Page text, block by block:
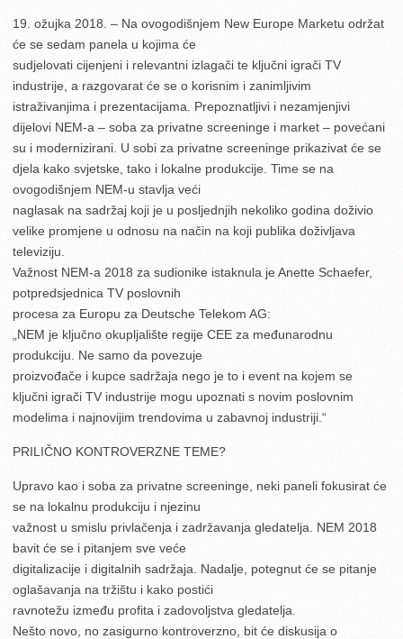
19. ožujka 2018. – Na ovogodišnjem New Europe Marketu održat
će se sedam panela u kojima će
sudjelovati cijenjeni i relevantni izlagači te ključni igrači TV
industrije, a razgovarat će se o korisnim i zanimljivim
istraživanjima i prezentacijama. Prepoznatljivi i nezamjenjivi
dijelovi NEM-a – soba za privatne screeninge i market – povećani
su i modernizirani. U sobi za privatne screeninge prikazivat će se
djela kako svjetske, tako i lokalne produkcije. Time se na
ovogodišnjem NEM-u stavlja veći
naglasak na sadržaj koji je u posljednjih nekoliko godina doživio
velike promjene u odnosu na način na koji publika doživljava
televiziju.
Važnost NEM-a 2018 za sudionike istaknula je Anette Schaefer,
potpredsjednica TV poslovnih
procesa za Europu za Deutsche Telekom AG:
„NEM je ključno okupljalište regije CEE za međunarodnu
produkciju. Ne samo da povezuje
proizvođače i kupce sadržaja nego je to i event na kojem se
ključni igrači TV industrije mogu upoznati s novim poslovnim
modelima i najnovijim trendovima u zabavnoj industriji.“
PRILIČNO KONTROVERZNE TEME?
Upravo kao i soba za privatne screeninge, neki paneli fokusirat će
se na lokalnu produkciju i njezinu
važnost u smislu privlačenja i zadržavanja gledatelja. NEM 2018
bavit će se i pitanjem sve veće
digitalizacije i digitalnih sadržaja. Nadalje, potegnut će se pitanje
oglašavanja na tržištu i kako postići
ravnotežu između profita i zadovoljstva gledatelja.
Nešto novo, no zasigurno kontroverzno, bit će diskusija o